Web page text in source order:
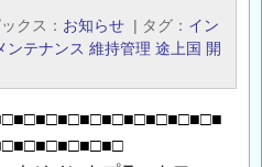
ックス お知らせ | タグ
イン
ンテナンス 維持管理 途上国 開